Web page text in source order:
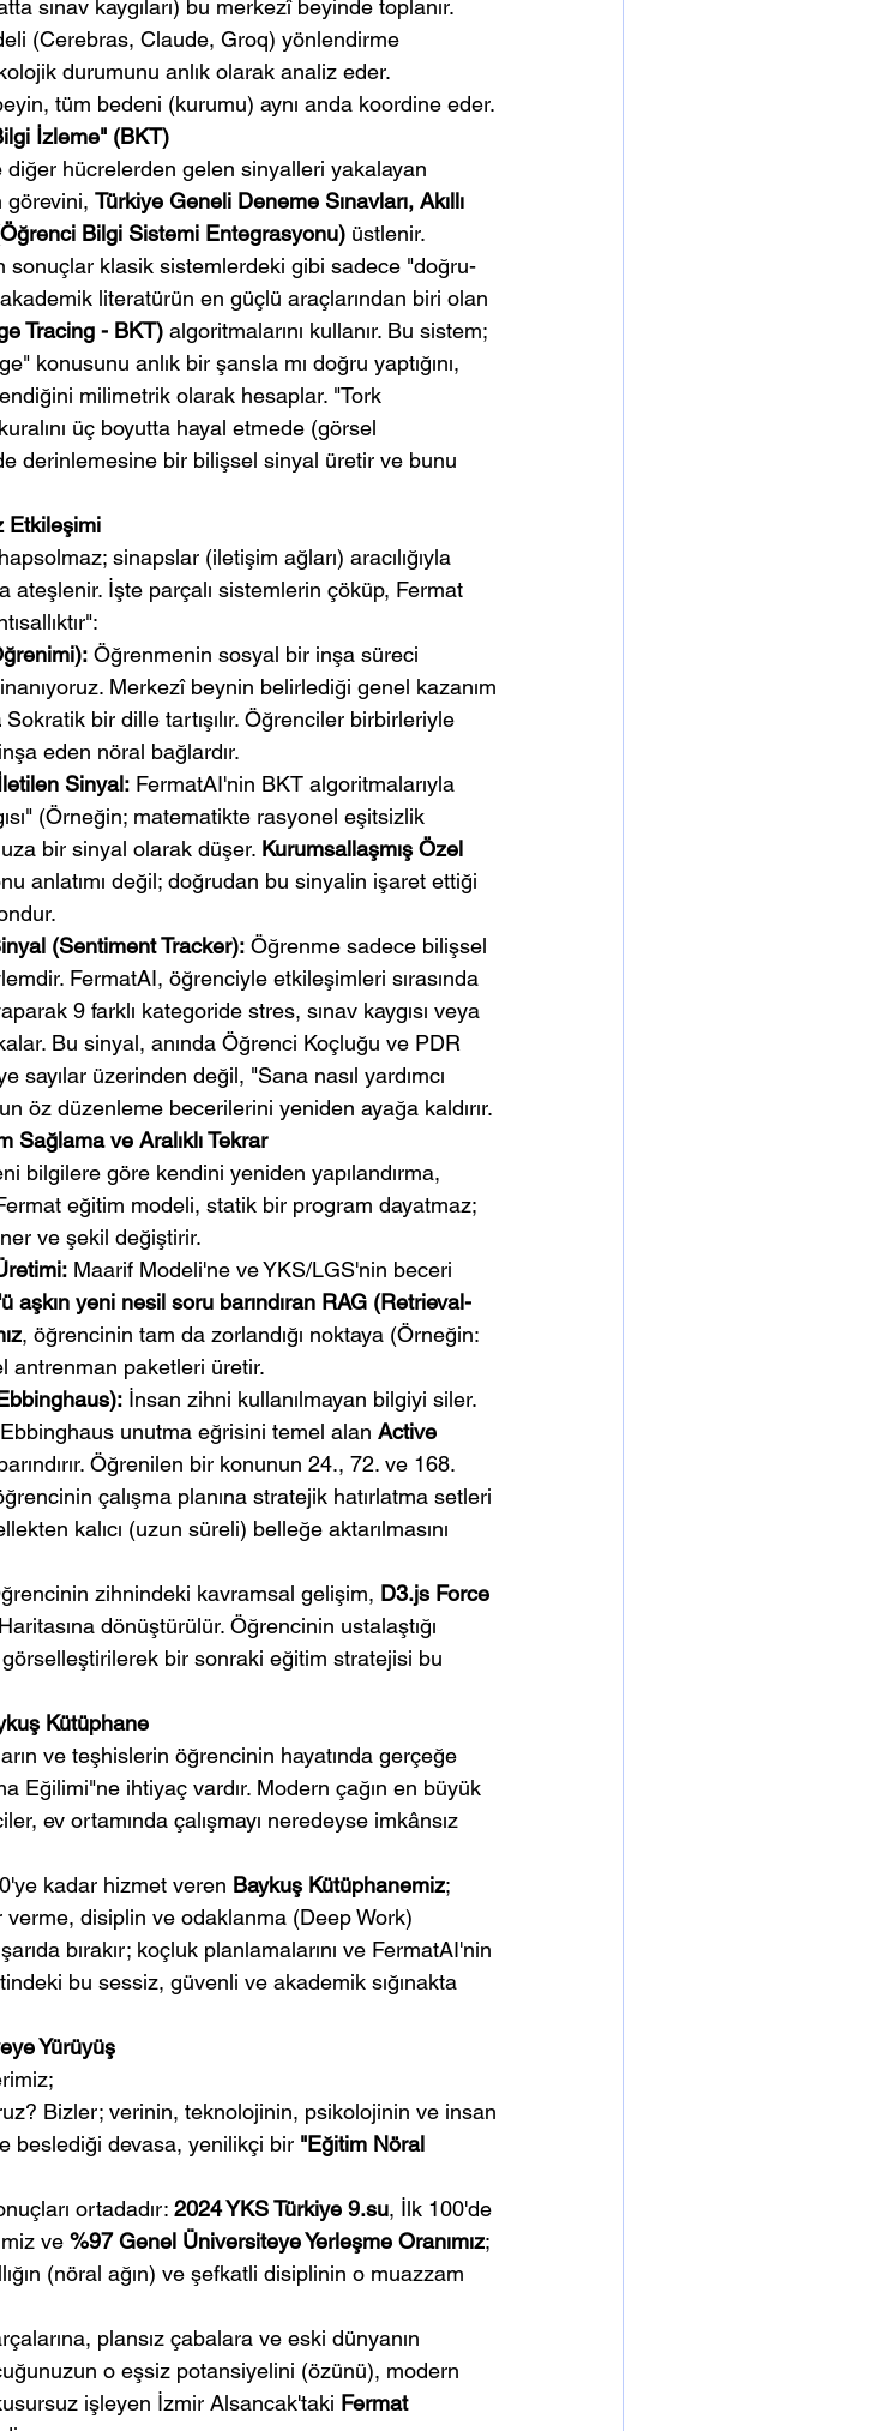
sınav kaygıları) bu merkezî beyinde toplanır.
(Cerebras, Claude, Groq) yönlendirme
durumunu anlık olarak analiz eder.
tüm bedeni (kurumu) aynı anda koordine eder.
İzleme" (BKT)
hücrelerden gelen sinyalleri yakalayan
görevini, Türkiye Geneli Deneme Sınavları, Akıllı
Bilgi Sistemi Entegrasyonu) üstlenir.
sonuçlar klasik sistemlerdeki gibi sadece "doğru-
literatürün en güçlü araçlarından biri olan
Tracing - BKT) algoritmalarını kullanır. Bu sistem;
konusunu anlık bir şansla mı doğru yaptığını,
milimetrik olarak hesaplar. "Tork
üç boyutta hayal etmede (görsel
derinlemesine bir bilişsel sinyal üretir ve bunu
Etkileşimi
sinapslar (iletişim ağları) aracılığıyla
ateşlenir. İşte parçalı sistemlerin çöküp, Fermat
Öğrenmenin sosyal bir inşa süreci
inanıyoruz. Merkezî beynin belirlediği genel kazanım
Sokratik bir dille tartışılır. Öğrenciler birbirleriyle
eden nöral bağlardır.
Sinyal: FermatAI'nin BKT algoritmalarıyla
(Örneğin; matematikte rasyonel eşitsizlik
bir sinyal olarak düşer. Kurumsallaşmış Özel
anlatımı değil; doğrudan bu sinyalin işaret ettiği
(Sentiment Tracker): Öğrenme sadece bilişsel
FermatAI, öğrenciyle etkileşimleri sırasında
9 farklı kategoride stres, sınav kaygısı veya
Bu sinyal, anında Öğrenci Koçluğu ve PDR
sayılar üzerinden değil, "Sana nasıl yardımcı
öz düzenleme becerilerini yeniden ayağa kaldırır.
Sağlama ve Aralıklı Tekrar
bilgilere göre kendini yeniden yapılandırma,
eğitim modeli, statik bir program dayatmaz;
ve şekil değiştirir.
Maarif Modeli'ne ve YKS/LGS'nin beceri
aşkın yeni nesil soru barındıran RAG (Retrieval-
, öğrencinin tam da zorlandığı noktaya (Örneğin:
antrenman paketleri üretir.
İnsan zihni kullanılmayan bilgiyi siler.
unutma eğrisini temel alan Active
Öğrenilen bir konunun 24., 72. ve 168.
çalışma planına stratejik hatırlatma setleri
kalıcı (uzun süreli) belleğe aktarılmasını
zihnindeki kavramsal gelişim, D3.js Force
dönüştürülür. Öğrencinin ustalaştığı
görselleştirilerek bir sonraki eğitim stratejisi bu
Kütüphane
ve teşhislerin öğrencinin hayatında gerçeğe
Eğilimi"ne ihtiyaç vardır. Modern çağın en büyük
ev ortamında çalışmayı neredeyse imkânsız
kadar hizmet veren Baykuş Kütüphanemiz;
disiplin ve odaklanma (Deep Work)
bırakır; koçluk planlamalarını ve FermatAI'nin
bu sessiz, güvenli ve akademik sığınakta
Yürüyüş
Bizler; verinin, teknolojinin, psikolojinin ve insan
beslediği devasa, yenilikçi bir "Eğitim Nöral
ortadadır: 2024 YKS Türkiye 9.su, İlk 100'de
ve %97 Genel Üniversiteye Yerleşme Oranımız;
(nöral ağın) ve şefkatli disiplinin o muazzam
plansız çabalara ve eski dünyanın
o eşsiz potansiyelini (özünü), modern
işleyen İzmir Alsancak'taki Fermat